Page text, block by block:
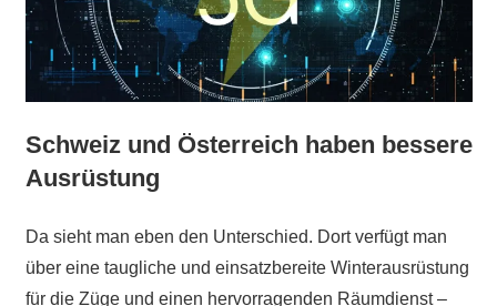
Schweiz und Österreich haben bessere
Ausrüstung
Da sieht man eben den Unterschied. Dort verfügt man
über eine taugliche und einsatzbereite Winterausrüstung
für die Züge und einen hervorragenden Räumdienst –